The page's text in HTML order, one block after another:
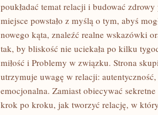
poukładać temat relacji i budować
miejsce powstało z myślą o tym, abyś
nowego kąta, znaleźć realne wskazówki
tak, by bliskość nie uciekała po kilku
miłość i Problemy w związku. Strona
utrzymuje uwagę w relacji:
emocjonalna. Zamiast obiecywać
krok po kroku, jak tworzyć relację, w